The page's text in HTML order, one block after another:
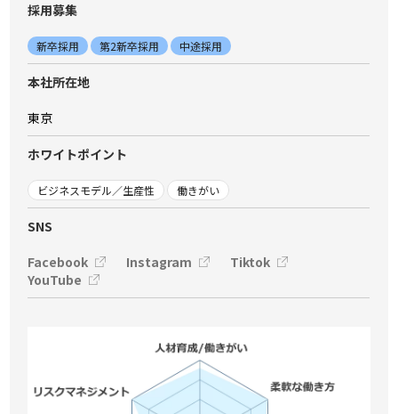
採⽤募集
新卒採用 第2新卒採用 中途採用
本社所在地
東京
ホワイトポイント
ビジネスモデル／生産性 働きがい
SNS
Facebook
Instagram
Tiktok
YouTube